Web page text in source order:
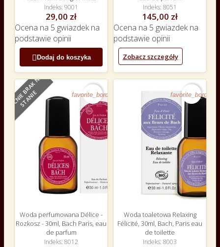
Indeks 9001
29,00 zł
Ocena na 5 gwiazdek na
podstawie opinii
Dodaj do koszyka
Indeks 8051
145,00 zł
Ocena na 5 gwiazdek na
podstawie opinii
Zobacz szczegóły
O
B
E
C
N
I
E
B
R
A
K
N
A
S
T
A
N
I
E favorite_border
Woda perfumowana Délice -
Rozkosz - 30ml, Bach Paris, eau
de parfum
Indeks 8012
favorite_border
Woda toaletowa Relaxing
Félicité, 30ml, Bach, Paris eau
de toilette
Indeks 8003